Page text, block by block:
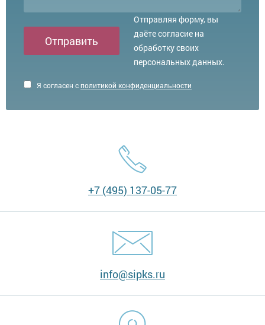
Я согласен сполитикой конфиденциальности
Отправить
Отправляя форму, вы
даёте согласие на
обработку своих
персональных данных.
+7 (495) 137-05-77
info@sipks.ru